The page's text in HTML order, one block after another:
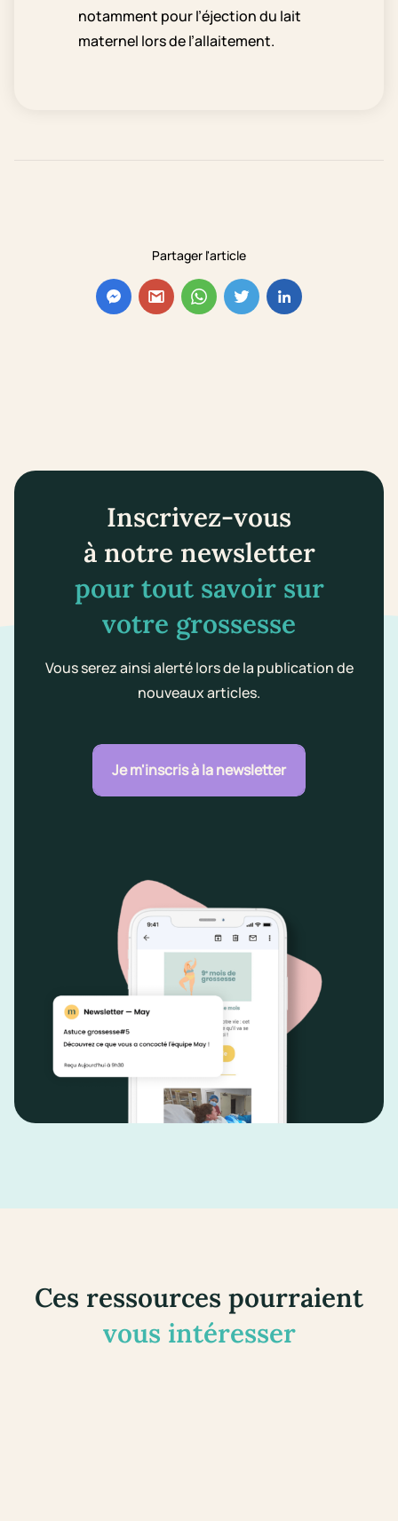
Partager l'article
notamment pour l’éjection du lait
maternel lors de l’allaitement.
Inscrivez-vous
à notre newsletter
pour tout savoir sur
votre grossesse
Vous serez ainsi alerté lors de la publication de
nouveaux articles.
Je m'inscris à la newsletter
Ces ressources pourraient
vous intéresser